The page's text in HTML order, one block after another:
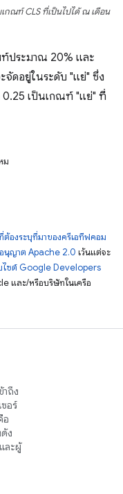
กณฑ์ CLS ที่เป็นไปได้ ณ เดือน
ประมาณ 20% และ
จัดอยู่ในระดับ "แย่" ซึ่ง
0.25 เป็นเกณฑ์ "แย่" ที่
ม
องระบุที่มาของครีเอทีฟคอม
นุญาต Apache 2.0 เว้นแต่จะ
ไซต์ Google Developers
และ/หรือบริษัทในเครือ
าถึง
ซอร์
อ
ง
ละผู้